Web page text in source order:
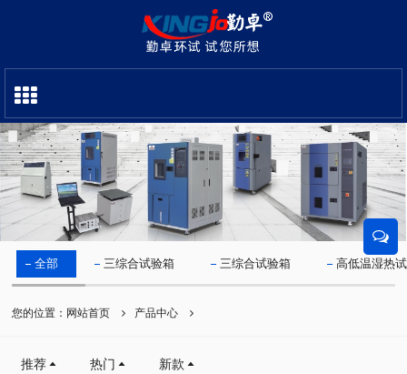
全部 三综合试验箱 三综合试验箱 高低温湿热
您的位置： 网站首页 产品中心
推荐 热门 新款